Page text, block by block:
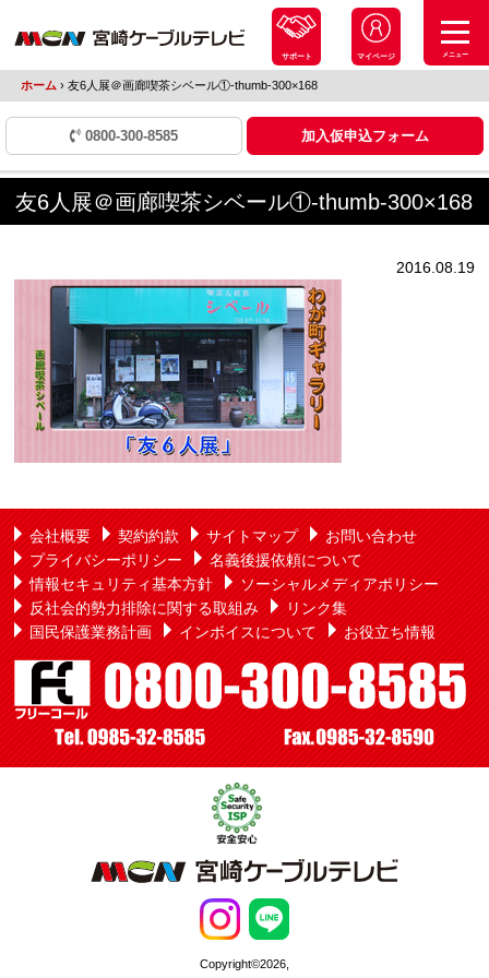
サポート マイページ メニュー
ホーム ›友6人展＠画廊喫茶シベール①-thumb-300×168
0800-300-8585 加入仮申込フォーム
友6人展＠画廊喫茶シベール①-thumb-300×168
2016.08.19
会社概要 契約約款 サイトマップ
お問い合わせ
プライバシーポリシー
名義後援依頼について
情報セキュリティ基本方針
ソーシャルメディアポリシー
反社会的勢力排除に関する取組み
リンク集
国民保護業務計画
インボイスについて お役立ち情報
Copyright©2026,